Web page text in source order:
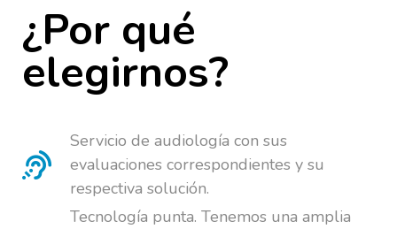
¿Por qué
elegirnos?
Servicio de audiología con sus
evaluaciones correspondientes y su
respectiva solución.
Tecnología punta. Tenemos una amplia